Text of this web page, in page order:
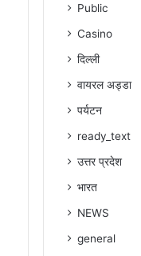
Public
Casino
दिल्ली
वायरल अड्डा
पर्यटन
ready_text
उत्तर प्रदेश
भारत
NEWS
general